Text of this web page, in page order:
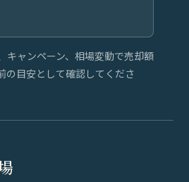
キャンペーン、相場変動で売却額
の目安として確認してくださ